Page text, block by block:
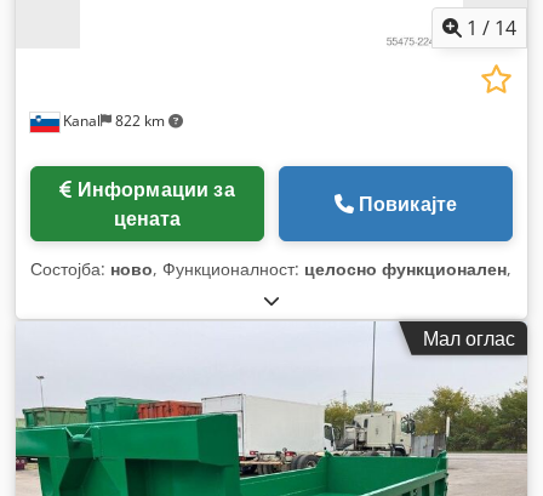
1 / 14
Kanal 822 km
цената
Повикајте
Состојба: ново, Функционалност: целосно функционален,
Мал оглас